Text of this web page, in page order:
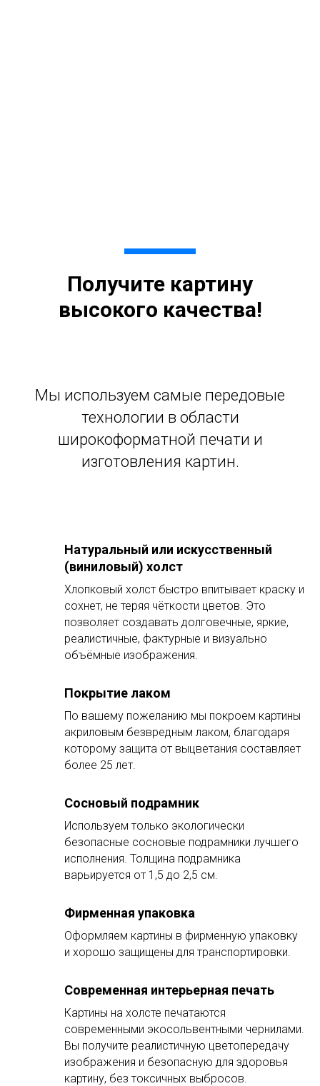
Получите картину
высокого качества!
Мы используем самые передовые
технологии в области
широкоформатной печати и
изготовления картин.
Натуральный или искусственный
(виниловый) холст
Хлопковый холст быстро впитывает краску и
сохнет, не теряя чёткости цветов. Это
позволяет создавать долговечные, яркие,
реалистичные, фактурные и визуально
объёмные изображения.
Покрытие лаком
По вашему пожеланию мы покроем картины
акриловым безвредным лаком, благодаря
которому защита от выцветания составляет
более 25 лет.
Сосновый подрамник
Используем только экологически
безопасные сосновые подрамники лучшего
исполнения. Толщина подрамника
варьируется от 1,5 до 2,5 см.
Фирменная упаковка
Оформляем картины в фирменную упаковку
и хорошо защищены для транспортировки.
Современная интерьерная печать
Картины на холсте печатаются
современными экосольвентными чернилами.
Вы получите реалистичную цветопередачу
изображения и безопасную для здоровья
картину, без токсичных выбросов.